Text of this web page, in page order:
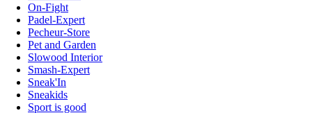
On-Fight
Padel-Expert
Pecheur-Store
Pet and Garden
Slowood Interior
Smash-Expert
Sneak'In
Sneakids
Sport is good